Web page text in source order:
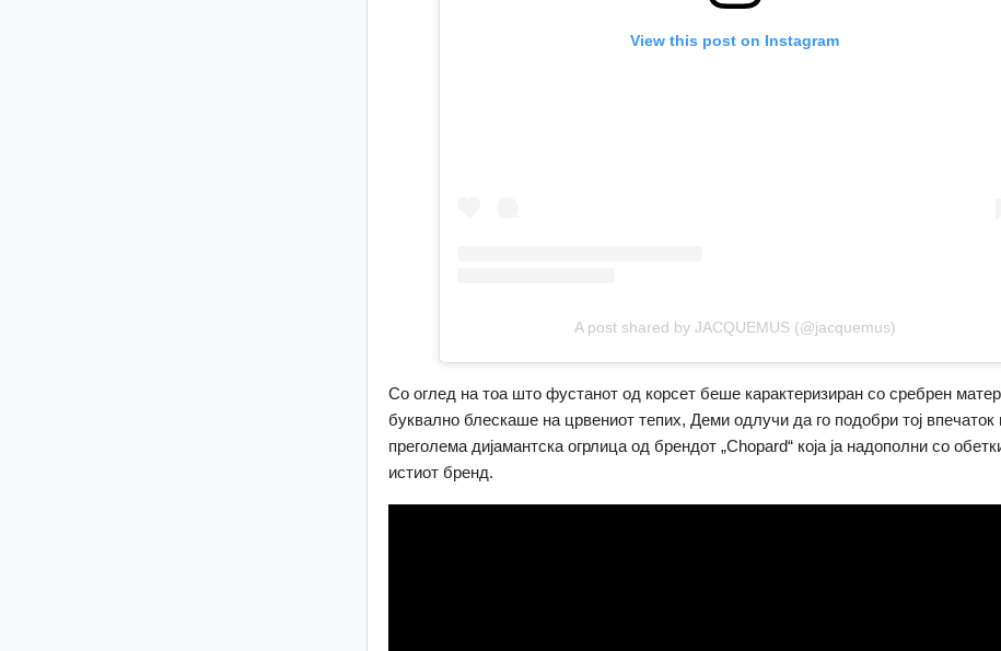
View this post on Instagram
A post shared by JACQUEMUS (@jacquemus)
Со оглед на тоа што фустанот од корсет беше карактеризиран со сребрен
буквално блескаше на црвениот тепих, Деми одлучи да го подобри тој
преголема дијамантска огрлица од брендот „Chopard“ која ја надополни со
истиот бренд.